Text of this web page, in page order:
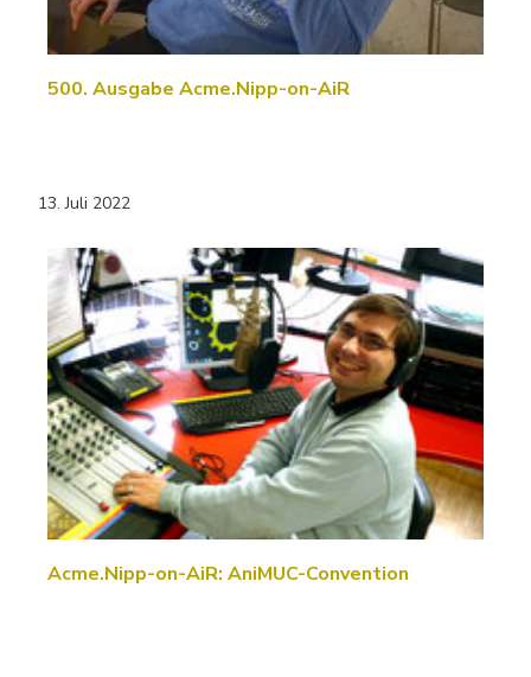
500. Ausgabe Acme.Nipp-on-AiR
13. Juli 2022
Acme.Nipp-on-AiR: AniMUC-Convention